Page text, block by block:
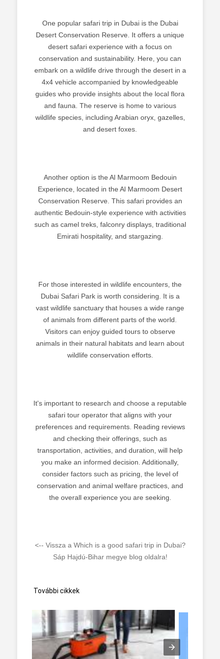
One popular safari trip in Dubai is the Dubai
Desert Conservation Reserve. It offers a unique
desert safari experience with a focus on
conservation and sustainability. Here, you can
embark on a wildlife drive through the desert in a
4x4 vehicle accompanied by knowledgeable
guides who provide insights about the local flora
and fauna. The reserve is home to various
wildlife species, including Arabian oryx, gazelles,
and desert foxes.
Another option is the Al Marmoom Bedouin
Experience, located in the Al Marmoom Desert
Conservation Reserve. This safari provides an
authentic Bedouin-style experience with activities
such as camel treks, falconry displays, traditional
Emirati hospitality, and stargazing.
For those interested in wildlife encounters, the
Dubai Safari Park is worth considering. It is a
vast wildlife sanctuary that houses a wide range
of animals from different parts of the world.
Visitors can enjoy guided tours to observe
animals in their natural habitats and learn about
wildlife conservation efforts.
It's important to research and choose a reputable
safari tour operator that aligns with your
preferences and requirements. Reading reviews
and checking their offerings, such as
transportation, activities, and duration, will help
you make an informed decision. Additionally,
consider factors such as pricing, the level of
conservation and animal welfare practices, and
the overall experience you are seeking.
<-- Vissza a Which is a good safari trip in Dubai?
Sáp Hajdú-Bihar megye blog oldalra!
További cikkek